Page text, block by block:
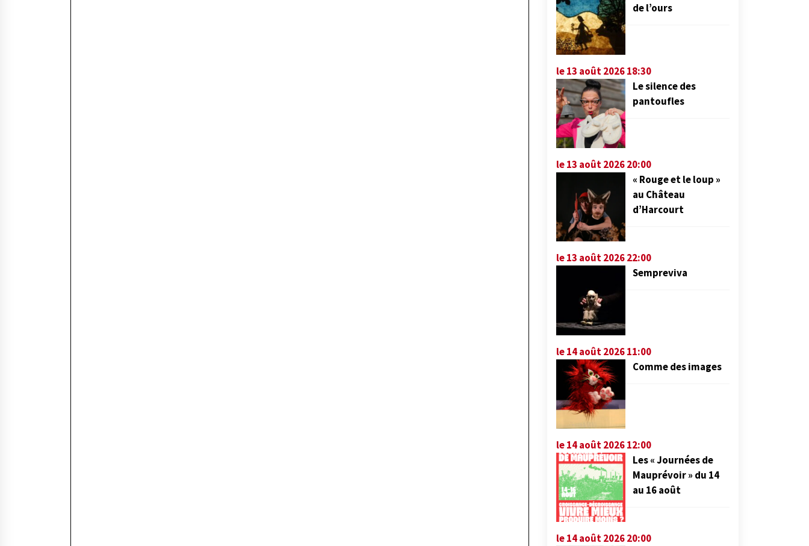
de l’ours
le 13 août 2026 18:30
Le silence des
pantoufles
le 13 août 2026 20:00
« Rouge et le loup »
au Château
d’Harcourt
le 13 août 2026 22:00
Sempreviva
le 14 août 2026 11:00
Comme des images
le 14 août 2026 12:00
Les « Journées de
Mauprévoir » du 14
au 16 août
le 14 août 2026 20:00